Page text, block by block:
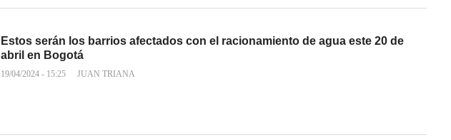
Estos serán los barrios afectados con el racionamiento de agua este 20 de
abril en Bogotá
19/04/2024 - 15:25 JUAN TRIANA